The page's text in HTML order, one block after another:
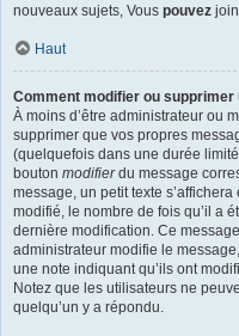
nouveaux sujets, Vous pouvez
Haut
Comment modifier ou supprimer
À moins d’être administrateur ou
supprimer que vos propres
(quelquefois dans une durée
bouton modifierdu message
message, un petit texte
modifié, le nombre de fois qu’il a
dernière modification. Ce
administrateur modifie le
une note indiquant qu’ils ont
Notez que les utilisateurs ne
quelqu’un y a répondu.